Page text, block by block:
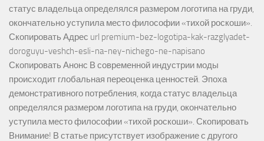
статус владельца определялся размером логотипа на груди,
окончательно уступила место философии «тихой роскоши».
Скопировать Адрес url premium-bez-logotipa-kak-razglyadet-
doroguyu-veshch-esli-na-ney-nichego-ne-napisano
Скопировать Анонс В современной индустрии моды
происходит глобальная переоценка ценностей. Эпоха
демонстративного потребления, когда статус владельца
определялся размером логотипа на груди, окончательно
уступила место философии «тихой роскоши». Скопировать
Внимание! В статье присутствует изображение с другого